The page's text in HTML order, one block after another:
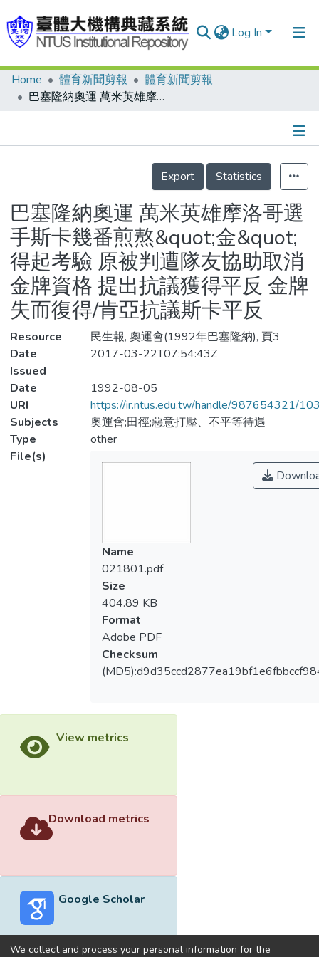
Log In
Communities & Collections
Statistics
Home 體育新聞剪報
體育新聞剪報
巴塞隆納奧運 萬米英雄摩洛哥選手斯卡幾番煎熬&quot;金&quot;得起考驗 原被判遭隊友協助取消金牌資格 提出抗議獲得平反 金牌失而復得/肯亞抗議斯卡平反
Details
Export
Statistics
巴塞隆納奧運 萬米英雄摩洛哥選
手斯卡幾番煎熬&quot;金&quot;
得起考驗 原被判遭隊友協助取消
金牌資格 提出抗議獲得平反 金牌
失而復得/肯亞抗議斯卡平反
Resource
民生報, 奧運會(1992年巴塞隆納), 頁3
Date
Issued
2017-03-22T07:54:43Z
Date
1992-08-05
URI
https://ir.ntus.edu.tw/handle/987654321/
Subjects
奧運會;田徑;惡意打壓、不平等待遇
Type
other
File(s)
Name
021801.pdf
Size
404.89 KB
Format
Adobe PDF
Checksum
View metrics
Download metrics
Google Scholar
We collect and process your personal information for the